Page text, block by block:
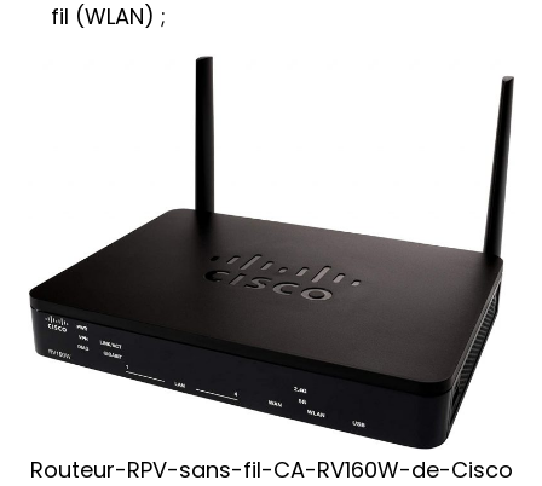
fil (WLAN) ;
Routeur-RPV-sans-fil-CA-RV160W-de-Cisco